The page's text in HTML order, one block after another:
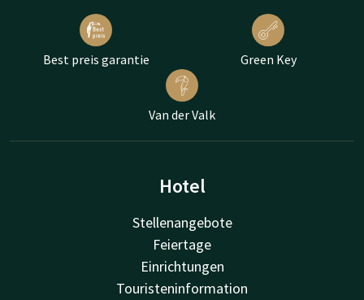
Best preis garantie Green Key
Van der Valk
Hotel
Stellenangebote
Feiertage
Einrichtungen
Touristeninformation